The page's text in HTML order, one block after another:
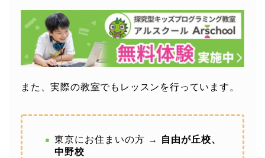
また、実際の教室でもレッスンを行っています。
東京にお住まいの方 →
自由が丘校、
中野校